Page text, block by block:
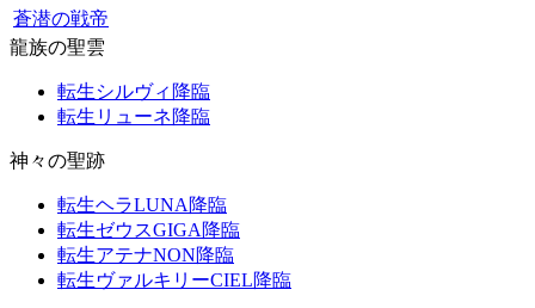
蒼潜の戦帝
龍族の聖雲
転生シルヴィ降臨
転生リューネ降臨
神々の聖跡
転生ヘラLUNA降臨
転生ゼウスGIGA降臨
転生アテナNON降臨
転生ヴァルキリーCIEL降臨